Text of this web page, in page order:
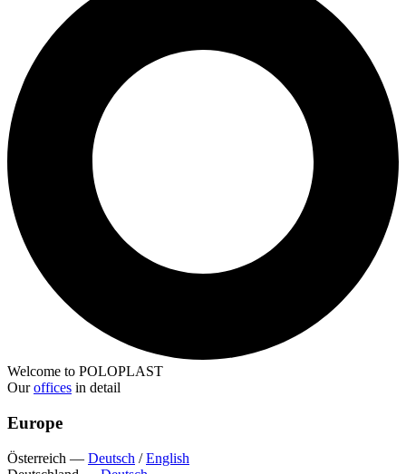
Welcome to POLOPLAST
Ouroffices in detail
Europe
Österreich — Deutsch /English